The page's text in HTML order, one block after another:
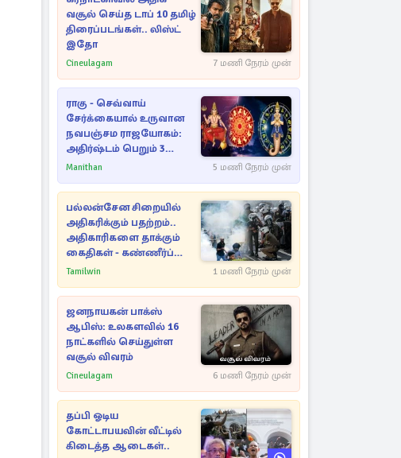
வசூல் செய்த டாப் 10 தமிழ்
திரைப்படங்கள்.. லிஸ்ட்
இதோ
Cineulagam 7 மணி நேரம் முன்
ராகு - செவ்வாய்
சேர்க்கையால் உருவான
நவபஞ்சம ராஜயோகம்:
அதிர்ஷ்டம் பெறும் 3
ராசிகள்!
Manithan 5 மணி நேரம் முன்
பல்லன்சேன சிறையில்
அதிகரிக்கும் பதற்றம்..
அதிகாரிகளை தாக்கும்
கைதிகள் - கண்ணீர்ப்
புகை பிரயோகம்
Tamilwin 1 மணி நேரம் முன்
ஜனநாயகன் பாக்ஸ்
ஆபிஸ்: உலகளவில் 16
நாட்களில் செய்துள்ள
வசூல் விவரம்
Cineulagam 6 மணி நேரம் முன்
தப்பி ஓடிய
கோட்டாபயவின் வீட்டில்
கிடைத்த ஆடைகள்..